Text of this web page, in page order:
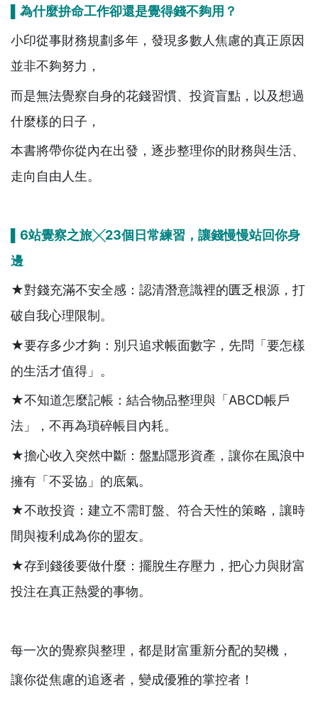
▌為什麼拚命工作卻還是覺得錢不夠用？
小印從事財務規劃多年，發現多數人焦慮的真正原因
並非不夠努力，
而是無法覺察自身的花錢習慣、投資盲點，以及想過
什麼樣的日子，
本書將帶你從內在出發，逐步整理你的財務與生活、
走向自由人生。
▌6站覺察之旅╳23個日常練習，讓錢慢慢站回你身
邊
★對錢充滿不安全感：認清潛意識裡的匱乏根源，打
破自我心理限制。
★要存多少才夠：別只追求帳面數字，先問「要怎樣
的生活才值得」。
★不知道怎麼記帳：結合物品整理與「ABCD帳戶
法」，不再為瑣碎帳目內耗。
★擔心收入突然中斷：盤點隱形資產，讓你在風浪中
擁有「不妥協」的底氣。
★不敢投資：建立不需盯盤、符合天性的策略，讓時
間與複利成為你的盟友。
★存到錢後要做什麼：擺脫生存壓力，把心力與財富
投注在真正熱愛的事物。
每一次的覺察與整理，都是財富重新分配的契機，
讓你從焦慮的追逐者，變成優雅的掌控者！